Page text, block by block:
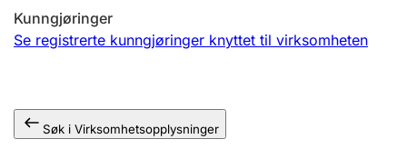
Offentlig sektor
Kunngjøringer
Se registrerte kunngjøringer knyttet til virksomheten
Søk i Virksomhetsopplysninger